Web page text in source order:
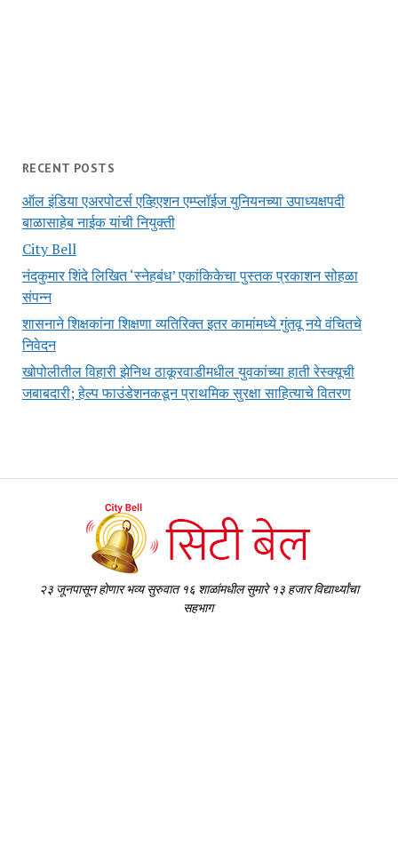
RECENT POSTS
ऑल इंडिया एअरपोटर्स एव्हिएशन एम्प्लॉईज युनियनच्या उपाध्यक्षपदी
बाळासाहेब नाईक यांची नियुक्ती
City Bell
नंदकुमार शिंदे लिखित ‘स्नेहबंध’ एकांकिकेचा पुस्तक प्रकाशन सोहळा
संपन्न
शासनाने शिक्षकांना शिक्षणा व्यतिरिक्त इतर कामांमध्ये गुंतवू नये वंचितचे
निवेदन
खोपोलीतील विहारी झेनिथ ठाकूरवाडीमधील युवकांच्या हाती रेस्क्यूची
जबाबदारी; हेल्प फाउंडेशनकडून प्राथमिक सुरक्षा साहित्याचे वितरण
२३ जूनपासून होणार भव्य सुरुवात १६ शाळांमधील सुमारे १३ हजार विद्यार्थ्यांचा
सहभाग